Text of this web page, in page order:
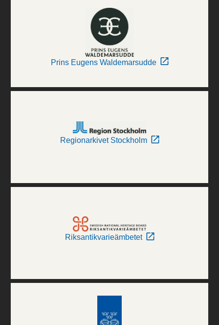
Prins Eugens Waldemarsudde
Regionarkivet Stockholm
Riksantikvarieämbetet